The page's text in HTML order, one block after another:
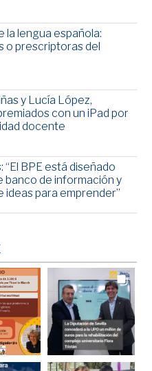
la lengua española:
o prescriptoras del
y Lucía López,
con un iPad por
docente
“El BPE está diseñado
banco de información y
ideas para emprender”